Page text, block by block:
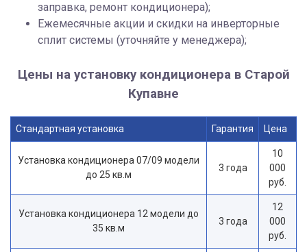
заправка, ремонт кондиционера);
Ежемесячные акции и скидки на инверторные
сплит системы (уточняйте у менеджера);
Цены на установку кондиционера в Старой
Купавне
Стандартная установка Гарантия Цена
Установка кондиционера 07/09 модели
до 25 кв.м
3 года
10
000
руб.
Установка кондиционера 12 модели до
35 кв.м
3 года
12
000
руб.